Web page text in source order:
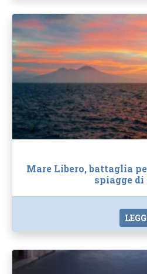
Mare Libero, battaglia
spiagge